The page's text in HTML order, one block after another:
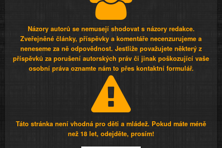
Názory autorů se nemusejí shodovat s názory redakce.
Zveřejněné články, příspěvky a komentáře necenzurujeme a
neneseme za ně odpovědnost. Jestliže považujete některý z
příspěvků za porušení autorských práv či jinak poškozující vaše
osobní práva oznamte nám to přes kontaktní formulář.
Táto stránka není vhodná pro děti a mládež. Pokud máte méně
než 18 let, odejděte, prosím!